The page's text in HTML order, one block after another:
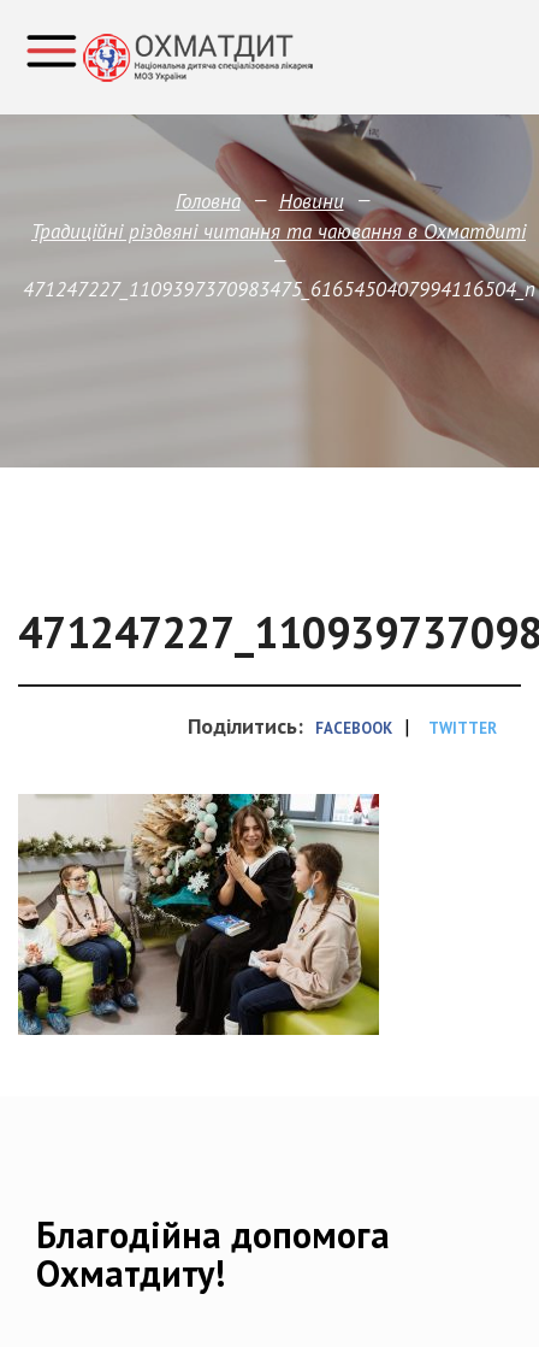
Головна — Новини —
Традиційні різдвяні читання та чаювання в Охматдиті
—
471247227_1109397370983475_6165450407994116504_n
Поділитись: FACEBOOK | TWITTER
Благодійна допомога
Охматдиту!